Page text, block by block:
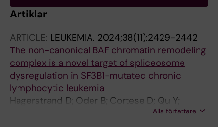
Artiklar
ARTICLE: LEUKEMIA. 2024;38(11):2429-2442
The non-canonical BAF chromatin remodeling
complex is a novel target of spliceosome
dysregulation in SF3B1-mutated chronic
lymphocytic leukemia
Hagerstrand D; Oder B; Cortese D; Qu Y;
Binzer-Panchal A; Osterholm C; Santos TDP;
Alla författare